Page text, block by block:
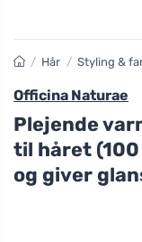
/ Hår / Styling &
Officina Naturae
Plejende
til håret
og giver